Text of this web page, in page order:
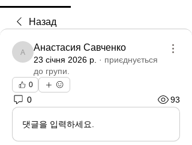
Назад
Анастасия Савченко
Анастасия Савченко
23 січня 2026 р. · приєднується
до групи.
0
0 93
댓글을 입력하세요.